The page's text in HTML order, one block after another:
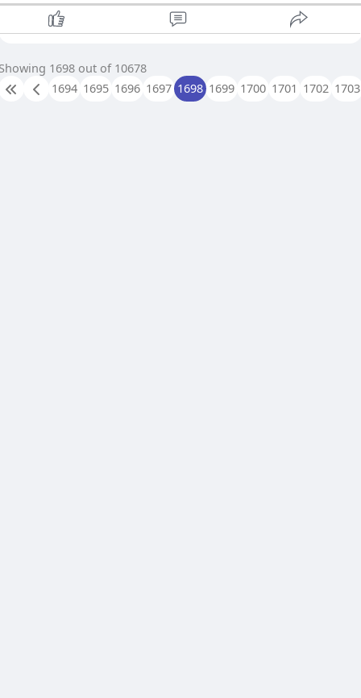
1698 out of 10678
1694 1695 1696 1697 1698 1699 1700 1701 1702 1703